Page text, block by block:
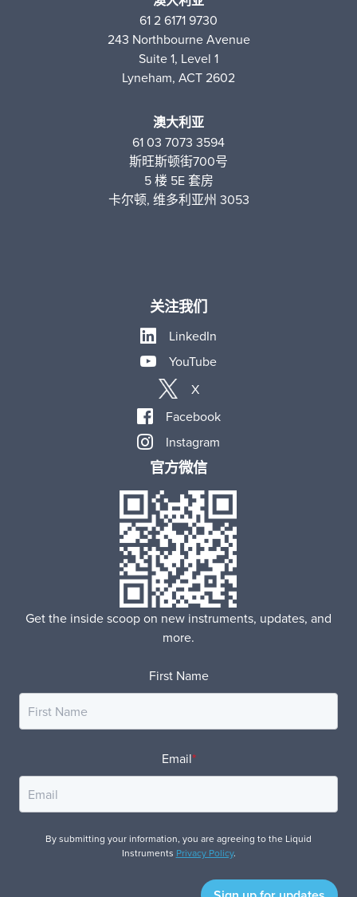
61 2 6171 9730
243 Northbourne Avenue
Suite 1, Level 1
Lyneham, ACT 2602
澳大利亚
61 03 7073 3594
斯旺斯顿街700号
5 楼 5E 套房
卡尔顿, 维多利亚州 3053
关注我们
LinkedIn
YouTube
X
Facebook
Instagram
官方微信
Get the inside scoop on new instruments, updates, and
more.
First Name
Email*
By submitting your information, you are agreeing to the Liquid
Instruments Privacy Policy.